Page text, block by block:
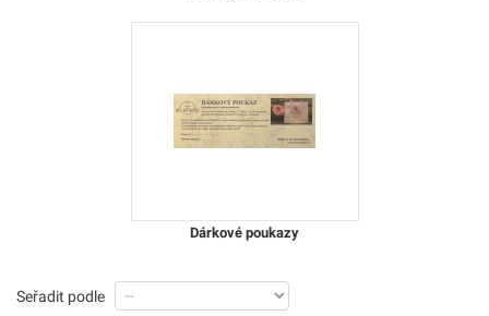
Dárkové poukazy
Seřadit podle